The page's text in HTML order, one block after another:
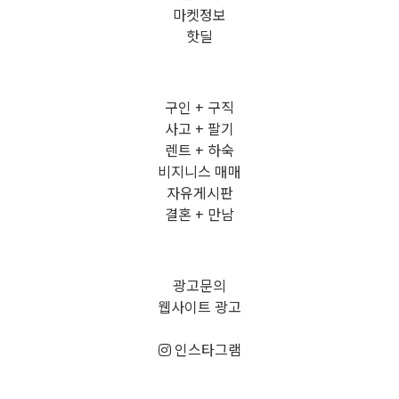
마켓정보
핫딜
구인 + 구직
사고 + 팔기
렌트 + 하숙
비지니스 매매
자유게시판
결혼 + 만남
광고문의
웹사이트 광고
인스타그램